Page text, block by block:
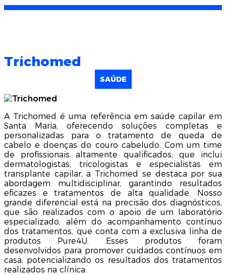
Trichomed
SAÚDE
A Trichomed é uma referência em saúde capilar em
Santa Maria, oferecendo soluções completas e
personalizadas para o tratamento de queda de
cabelo e doenças do couro cabeludo. Com um time
de profissionais altamente qualificados, que inclui
dermatologistas, tricologistas e especialistas em
transplante capilar, a Trichomed se destaca por sua
abordagem multidisciplinar, garantindo resultados
eficazes e tratamentos de alta qualidade. Nosso
grande diferencial está na precisão dos diagnósticos,
que são realizados com o apoio de um laboratório
especializado, além do acompanhamento contínuo
dos tratamentos, que conta com a exclusiva linha de
produtos Pure4U. Esses produtos foram
desenvolvidos para promover cuidados contínuos em
casa, potencializando os resultados dos tratamentos
realizados na clínica.